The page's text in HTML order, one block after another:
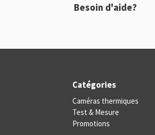
Besoin d'aide?
Catégories
Caméras thermiques
Test & Mesure
Promotions